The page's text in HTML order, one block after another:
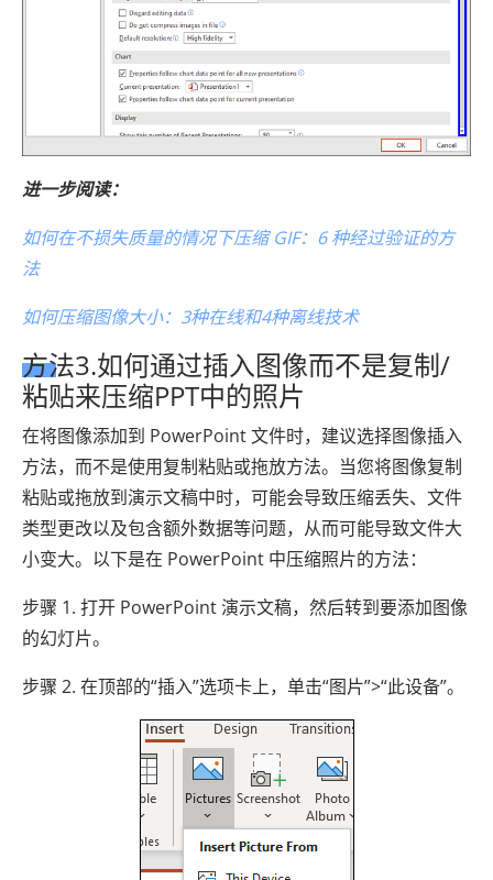
进一步阅读：
如何在不损失质量的情况下压缩 GIF：6 种经过验证的方
法
如何压缩图像大小：3种在线和4种离线技术
方法3.如何通过插入图像而不是复制/
粘贴来压缩PPT中的照片
在将图像添加到 PowerPoint 文件时，建议选择图像插入
方法，而不是使用复制粘贴或拖放方法。当您将图像复制
粘贴或拖放到演示文稿中时，可能会导致压缩丢失、文件
类型更改以及包含额外数据等问题，从而可能导致文件大
小变大。以下是在 PowerPoint 中压缩照片的方法：
步骤 1. 打开 PowerPoint 演示文稿，然后转到要添加图像
的幻灯片。
步骤 2. 在顶部的“插入”选项卡上，单击“图片”>“此设备”。